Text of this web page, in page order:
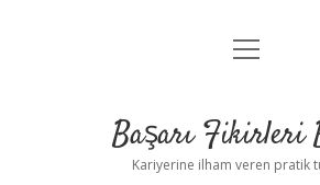
Anasayfa
Yasal Uyarı
menüyü
Başarı Fikirleri
Kariyerine ilham veren pratik